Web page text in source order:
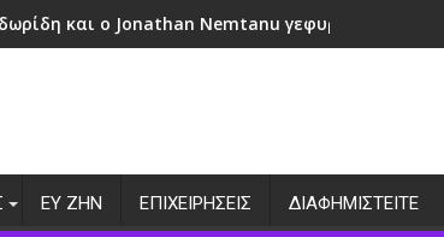
και ο Jonathan Nemtanu γεφυρώνουν
ΕΥ ΖΗΝ ΕΠΙΧΕΙΡΗΣΕΙΣ ΔΙΑΦΗΜΙΣΤΕΙΤΕ